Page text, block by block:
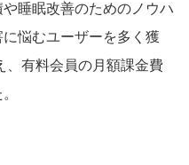
睡眠改善のためのノウハ
悩むユーザーを多く獲
、有料会員の月額課金費